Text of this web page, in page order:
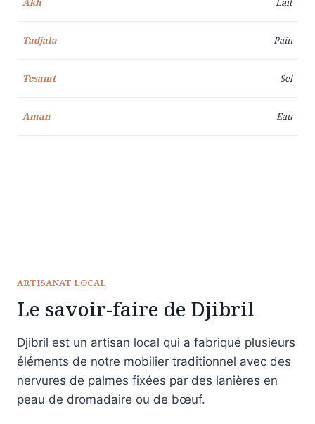
Tadjala Pain
Tesamt Sel
Aman Eau
ARTISANAT LOCAL
Le savoir-faire de Djibril
Djibril est un artisan local qui a fabriqué plusieurs
éléments de notre mobilier traditionnel avec des
nervures de palmes fixées par des lanières en
peau de dromadaire ou de bœuf.